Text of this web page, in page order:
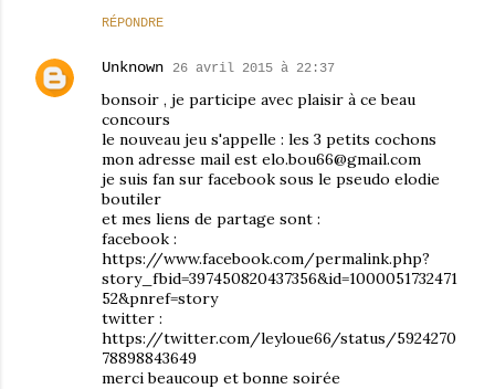
RÉPONDRE
Unknown 26 avril 2015 à 22:37
bonsoir , je participe avec plaisir à ce beau
concours
le nouveau jeu s'appelle : les 3 petits cochons
mon adresse mail est elo.bou66@gmail.com
je suis fan sur facebook sous le pseudo elodie
boutiler
et mes liens de partage sont :
facebook :
https://www.facebook.com/permalink.php?
story_fbid=397450820437356&id=1000051732471
52&pnref=story
twitter :
https://twitter.com/leyloue66/status/5924270
78898843649
merci beaucoup et bonne soirée